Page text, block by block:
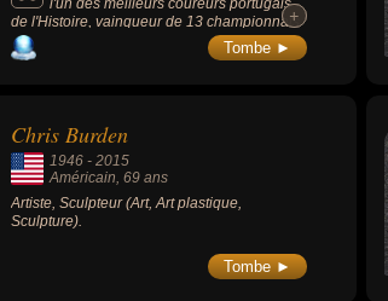
l'un des meilleurs coureurs portugais
de l'Histoire, vainqueur de 13 championnats
du Portugal et 7 étapes de grands tours (4
étapes du Tour de France, 3 étape du Tour
+
+
Tombe ►
Chris Burden
1946 - 2015
Américain , 69 ans
Artiste, Sculpteur (Art, Art plastique,
Sculpture).
Tombe ►